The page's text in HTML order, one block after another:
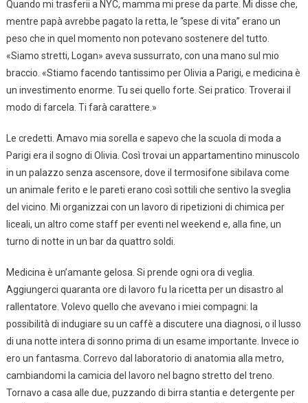
Quando mi trasferii a NYC, mamma mi prese da parte. Mi disse che,
mentre papà avrebbe pagato la retta, le “spese di vita” erano un
peso che in quel momento non potevano sostenere del tutto.
«Siamo stretti, Logan» aveva sussurrato, con una mano sul mio
braccio. «Stiamo facendo tantissimo per Olivia a Parigi, e medicina è
un investimento enorme. Tu sei quello forte. Sei pratico. Troverai il
modo di farcela. Ti farà carattere.»
Le credetti. Amavo mia sorella e sapevo che la scuola di moda a
Parigi era il sogno di Olivia. Così trovai un appartamentino minuscolo
in un palazzo senza ascensore, dove il termosifone sibilava come
un animale ferito e le pareti erano così sottili che sentivo la sveglia
del vicino. Mi organizzai con un lavoro di ripetizioni di chimica per
liceali, un altro come staff per eventi nel weekend e, alla fine, un
turno di notte in un bar da quattro soldi.
Medicina è un’amante gelosa. Si prende ogni ora di veglia.
Aggiungerci quaranta ore di lavoro fu la ricetta per un disastro al
rallentatore. Volevo quello che avevano i miei compagni: la
possibilità di indugiare su un caffè a discutere una diagnosi, o il lusso
di una notte intera di sonno prima di un esame importante. Invece io
ero un fantasma. Correvo dal laboratorio di anatomia alla metro,
cambiandomi la camicia del lavoro nel bagno stretto del treno.
Tornavo a casa alle due, puzzando di birra stantia e detergente per